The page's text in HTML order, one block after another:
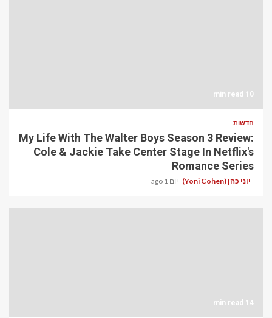
10 min read
חדשות
My Life With The Walter Boys Season 3 Review:
Cole & Jackie Take Center Stage In Netflix's
Romance Series
יוני כהן (Yoni Cohen) יום 1 ago
14 min read